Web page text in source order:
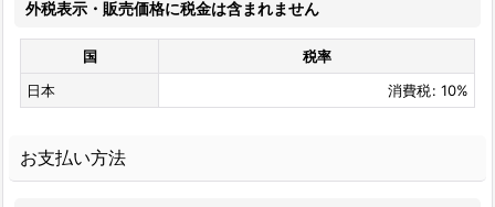
外税表示・販売価格に税金は含まれません
国
税率
日本
消費税: 10%
お支払い方法